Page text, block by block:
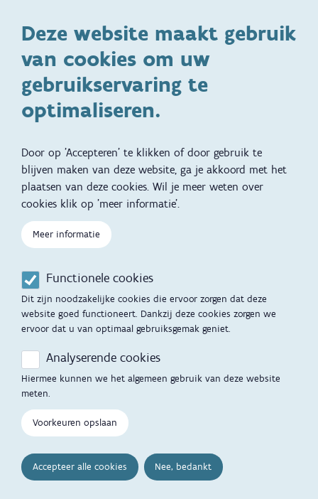
Deze website maakt gebruik
van cookies om uw
gebruikservaring te
optimaliseren.
Door op 'Accepteren' te klikken of door gebruik te
blijven maken van deze website, ga je akkoord met het
plaatsen van deze cookies. Wil je meer weten over
cookies klik op 'meer informatie'.
Meer informatie
Functionele cookies
Dit zijn noodzakelijke cookies die ervoor zorgen dat deze
website goed functioneert. Dankzij deze cookies zorgen we
ervoor dat u van optimaal gebruiksgemak geniet.
Analyserende cookies
Hiermee kunnen we het algemeen gebruik van deze website
meten.
Voorkeuren opslaan
Accepteer alle cookies Nee, bedankt
Ontwikkeling en gedrag
Specifieke
ondersteuningsbehoefte
Zwangerschap en geboorte
Slapen
Gezinsleven
Adoptie
Kinderwens
Voet
Kind en Gezin diensten
Aanbod tijdens de
zwangerschap
Opvoedingsondersteuning
Kinderopvang
Hulp en contact
Contactfomulier
Opgroeipunt
Veelgestelde vragen
Vertalingen
Mijn Opgroeien